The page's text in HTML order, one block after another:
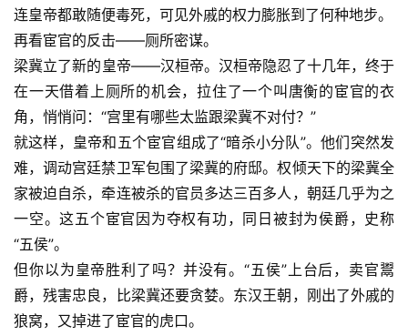
连皇帝都敢随便毒死，可见外戚的权力膨胀到了何种地步。
再看宦官的反击——厕所密谋。
梁冀立了新的皇帝——汉桓帝。汉桓帝隐忍了十几年，终于
在一天借着上厕所的机会，拉住了一个叫唐衡的宦官的衣
角，悄悄问：“宫里有哪些太监跟梁冀不对付？”
就这样，皇帝和五个宦官组成了“暗杀小分队”。他们突然发
难，调动宫廷禁卫军包围了梁冀的府邸。权倾天下的梁冀全
家被迫自杀，牵连被杀的官员多达三百多人，朝廷几乎为之
一空。这五个宦官因为夺权有功，同日被封为侯爵，史称
“五侯”。
但你以为皇帝胜利了吗？并没有。“五侯”上台后，卖官鬻
爵，残害忠良，比梁冀还要贪婪。东汉王朝，刚出了外戚的
狼窝，又掉进了宦官的虎口。